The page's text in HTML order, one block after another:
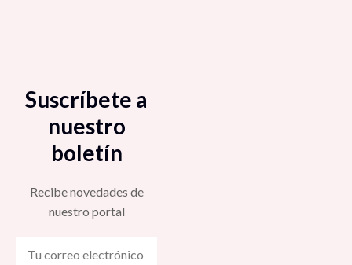
Suscríbete a
nuestro
boletín
Recibe novedades de
nuestro portal